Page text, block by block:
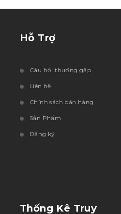
Hỗ Trợ
Câu hỏi thường gặp
Liên hệ
Chính sách bán hàng
Sản Phẩm
Đăng ký
Thống Kê Truy